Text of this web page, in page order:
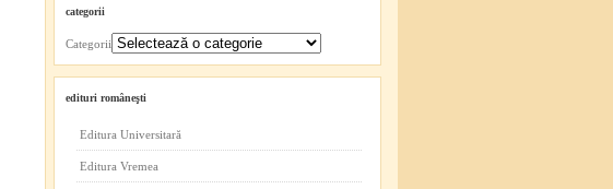
categorii
Categorii
edituri româneşti
Editura Universitară
Editura Vremea